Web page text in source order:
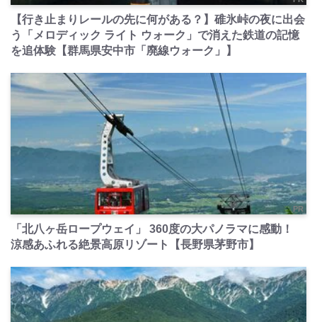
【行き止まりレールの先に何がある？】碓氷峠の夜に出会
う「メロディック ライト ウォーク」で消えた鉄道の記憶
を追体験【群馬県安中市「廃線ウォーク」】
PR
「北八ヶ岳ロープウェイ」 360度の大パノラマに感動！
涼感あふれる絶景高原リゾート【長野県茅野市】